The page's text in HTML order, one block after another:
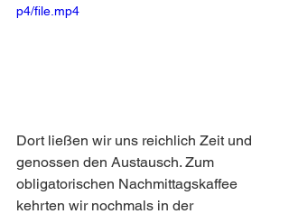
p4/file.mp4
Dort ließen wir uns reichlich Zeit und
genossen den Austausch. Zum
obligatorischen Nachmittagskaffee
kehrten wir nochmals in der